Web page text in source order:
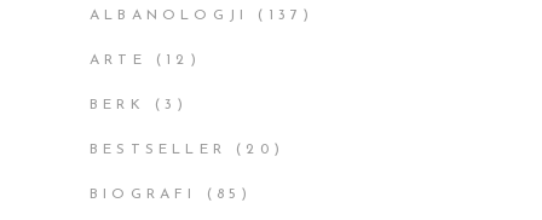
ALBANOLOGJI (137)
ARTE (12)
BERK (3)
BESTSELLER (20)
BIOGRAFI (85)